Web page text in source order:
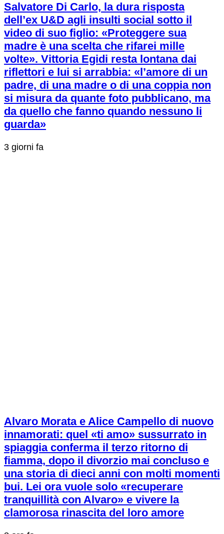
Salvatore Di Carlo, la dura risposta
dell’ex U&D agli insulti social sotto il
video di suo figlio: «Proteggere sua
madre è una scelta che rifarei mille
volte». Vittoria Egidi resta lontana dai
riflettori e lui si arrabbia: «l’amore di un
padre, di una madre o di una coppia non
si misura da quante foto pubblicano, ma
da quello che fanno quando nessuno li
guarda»
3 giorni fa
Alvaro Morata e Alice Campello di nuovo
innamorati: quel «ti amo» sussurrato in
spiaggia conferma il terzo ritorno di
fiamma, dopo il divorzio mai concluso e
una storia di dieci anni con molti momenti
bui. Lei ora vuole solo «recuperare
tranquillità con Alvaro» e vivere la
clamorosa rinascita del loro amore